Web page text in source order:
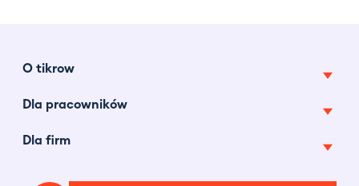
O tikrow
O nas
Centrum prasowe
Dla pracowników
Oferty pracy tymczasowej
Dla firm